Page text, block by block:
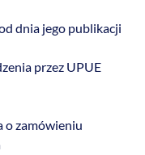
dnia jego publikacji
przez UPUE
o zamówieniu